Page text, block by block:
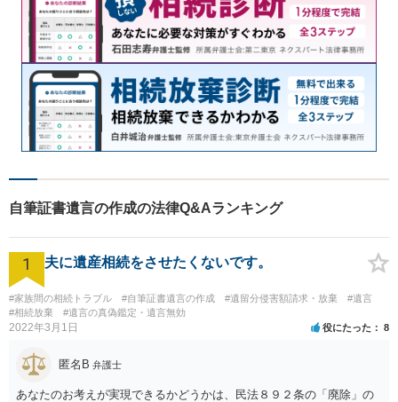
自筆証書遺言の作成の法律Q&Aランキング
1 夫に遺産相続をさせたくないです。
#家族間の相続トラブル #自筆証書遺言の作成 #遺留分侵害額請求・放棄
#遺言
#相続放棄
#遺言の真偽鑑定・遺言無効
2022年3月1日 役にたった 8
匿名B 弁護士
あなたのお考えが実現できるかどうかは、民法８９２条の「廃除」の